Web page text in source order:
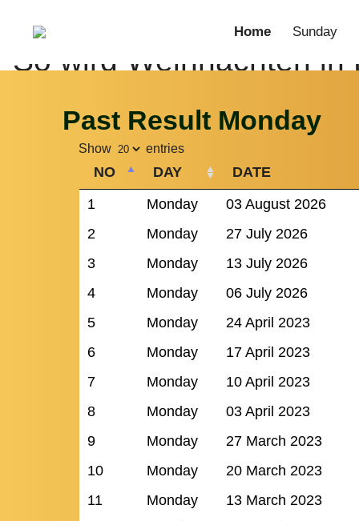
Past Result Monday
Show entries
NO DAY
DATE
1
Monday
03 August 2026
2
Monday
27 July 2026
3
Monday
13 July 2026
4
Monday
06 July 2026
5
Monday
24 April 2023
6
Monday
17 April 2023
7
Monday
10 April 2023
8
Monday
03 April 2023
9
Monday
27 March 2023
10
Monday
20 March 2023
11
Monday
13 March 2023
Home Sunday